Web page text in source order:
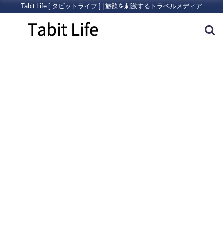
Tabit Life [ タビットライフ ] | 旅欲を刺激するトラベルメディア